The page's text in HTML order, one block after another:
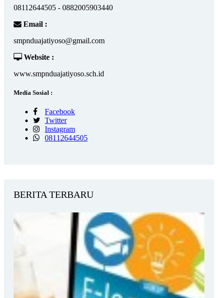
08112644505 - 0882005903440
Email :
smpnduajatiyoso@gmail.com
Website :
www.smpnduajatiyoso.sch.id
Media Sosial :
Facebook
Twitter
Instagram
08112644505
BERITA TERBARU